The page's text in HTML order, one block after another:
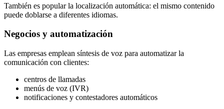
También es popular la localización automática: el mismo contenido
puede doblarse a diferentes idiomas.
Negocios y automatización
Las empresas emplean síntesis de voz para automatizar la
comunicación con clientes:
centros de llamadas
menús de voz (IVR)
notificaciones y contestadores automáticos